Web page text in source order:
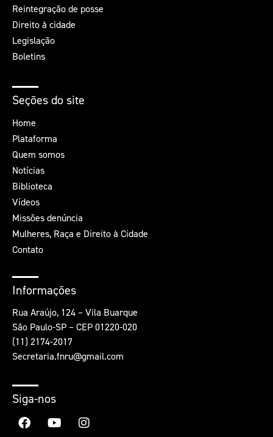
Reintegração de posse
Direito à cidade
Legislação
Boletins
Seções do site
Home
Plataforma
Quem somos
Notícias
Biblioteca
Vídeos
Missões denúncia
Mulheres, Raça e Direito à Cidade
Contato
Informações
Rua Araújo, 124 – Vila Buarque
São Paulo-SP – CEP 01220-020
(11) 2174-2017
Secretaria.fnru@gmail.com
Siga-nos